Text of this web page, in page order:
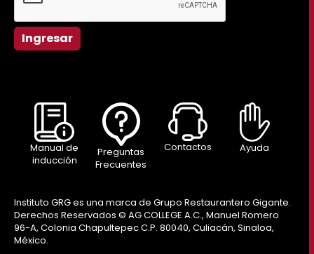
Ingresar
Manual de
inducción
Preguntas
Frecuentes
Contactos Ayuda
Instituto GRG es una marca de Grupo Restaurantero Gigante.
Derechos Reservados © AG COLLEGE A.C., Manuel Romero
96-A, Colonia Chapultepec C.P. 80040, Culiacán, Sinaloa,
México.